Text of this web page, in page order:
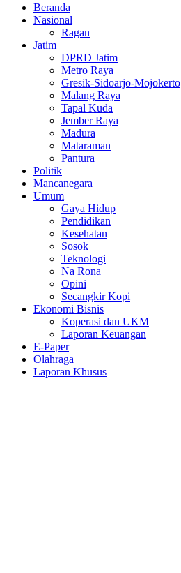
Beranda
Nasional
Ragan
Jatim
DPRD Jatim
Metro Raya
Gresik-Sidoarjo-Mojokerto
Malang Raya
Tapal Kuda
Jember Raya
Madura
Mataraman
Pantura
Politik
Mancanegara
Umum
Gaya Hidup
Pendidikan
Kesehatan
Sosok
Teknologi
Na Rona
Opini
Secangkir Kopi
Ekonomi Bisnis
Koperasi dan UKM
Laporan Keuangan
E-Paper
Olahraga
Laporan Khusus